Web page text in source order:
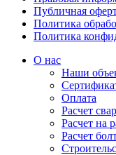
Публичная
Политика
Политика
О нас
Наши
Оплата
Расчет
Расчет на
Расчет